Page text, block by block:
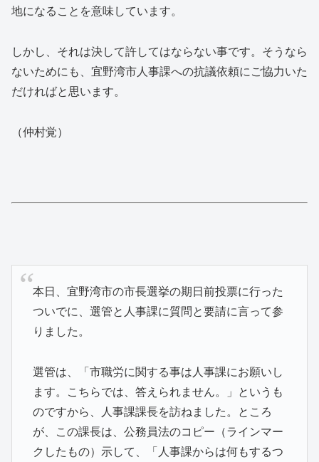
地になることを意味しています。
しかし、それは決して許してはならない事です。そうなら
ないためにも、宜野湾市人事課への抗議依頼にご協力いた
だければと思います。
（仲村覚）
本日、宜野湾市の市長選挙の期日前投票に行った
ついでに、選管と人事課に質問と要請に言って参
りました。
選管は、「市職労に関する事は人事課にお願いし
ます。こちらでは、答えられません。」というも
のですから、人事課課長を訪ねました。ところ
が、この課長は、公務員法のコピー（ラインマー
クしたもの）示して、「人事課からは何もするつ